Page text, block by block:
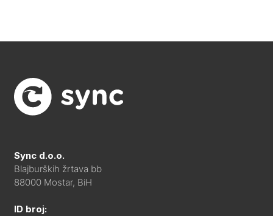
Sync d.o.o.
Blajburških žrtava bb
88000 Mostar, BiH
ID broj: